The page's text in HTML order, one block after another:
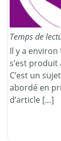
Temps de
Il y a
s’est
C’est un
abordé en
d’article […]